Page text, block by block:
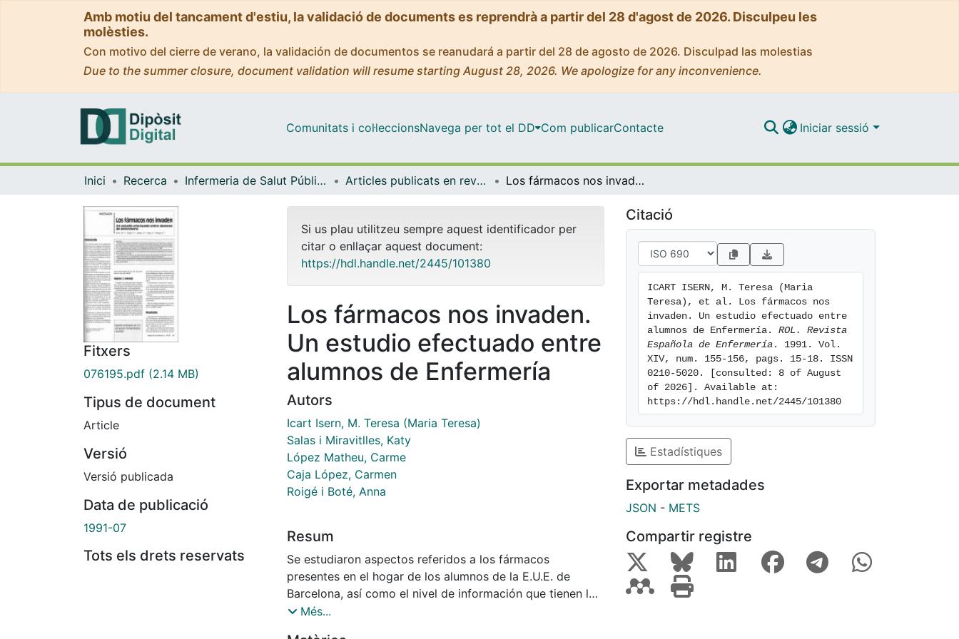
Amb motiu del tancament d'estiu, la validació de documents es reprendrà a partir del 28 d'agost de 2026. Disculpeu les
molèsties.
Con motivo del cierre de verano, la validación de documentos se reanudará a partir del 28 de agosto de 2026. Disculpad las molestias
Due to the summer closure, document validation will resume starting August 28, 2026. We apologize for any inconvenience.
Comunitats i col·leccionsNavega per tot el DD Com publicarContacte Iniciar sessió
Inici Recerca Infermeria de Salut Pública, Salut Mental i Maternoinfantil Articles publicats en revistes (Infermeria de Salut Pública, Salut mental i Maternoinfantil) Los fármacos nos invaden. Un estudio efectuado entre alumnos de Enfermería
Fitxers
076195.pdf (2.14 MB)
Tipus de document
Article
Versió
Versió publicada
Data de publicació
1991-07
Tots els drets reservats
Si us plau utilitzeu sempre aquest identificador per
citar o enllaçar aquest document:
https://hdl.handle.net/2445/101380
Los fármacos nos invaden.
Un estudio efectuado entre
alumnos de Enfermería
Autors
Icart Isern, M. Teresa (Maria Teresa)
Salas i Miravitlles, Katy
López Matheu, Carme
Caja López, Carmen
Roigé i Boté, Anna
Resum
Se estudiaron aspectos referidos a los fármacos
presentes en el hogar de los alumnos de la E.U.E. de
Barcelona, así como el nivel de información que tienen los
usuarios calificados como 'crónicos' sobre los
Més...
Citació
ICART ISERN, M. Teresa (Maria
Teresa), et al. Los fármacos nos
invaden. Un estudio efectuado entre
alumnos de Enfermería. ROL. Revista
Española de Enfermería . 1991. Vol.
XIV, num. 155-156, pags. 15-18. ISSN
0210-5020. [consulted: 8 of August
of 2026]. Available at:
https://hdl.handle.net/2445/101380
Estadístiques
Exportar metadades
JSON - METS
Compartir registre